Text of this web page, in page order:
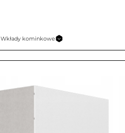
Wkłady kominkowe